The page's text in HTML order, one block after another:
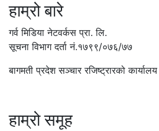
हाम्रो बारे
गर्व मिडिया नेटवर्कस प्रा. लि.
सूचना विभाग दर्ता नं.१७९९/०७६/७७
बागमती प्रदेश सञ्चार रजिष्ट्रारको
हाम्रो समूह